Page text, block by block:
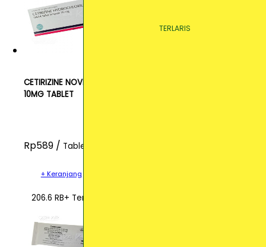
TERLARIS
TERLARIS
TERLARIS
CETIRIZINE NOVELL
10MG TABLET
Rp589 / Tablet
+ Keranjang
206.6 RB+ Terjual